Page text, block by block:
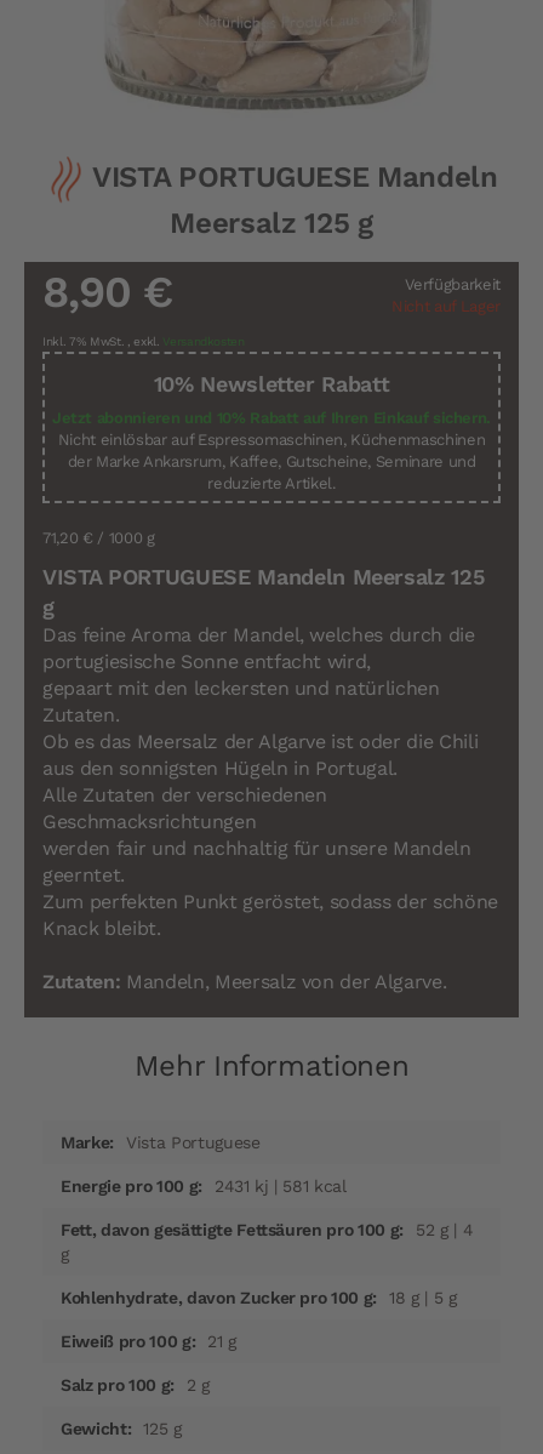
Anfang
VISTA PORTUGUESE Mandeln
Meersalz 125 g
Verfügbarkeit
Nicht auf Lager
8,90 €
Inkl. 7% MwSt. ,exkl. Versandkosten
10% Newsletter Rabatt
Jetzt abonnieren und 10% Rabatt auf Ihren Einkauf sichern.
Nicht einlösbar auf Espressomaschinen, Küchenmaschinen
der Marke Ankarsrum, Kaffee, Gutscheine, Seminare und
reduzierte Artikel.
71,20 € / 1000 g
VISTA PORTUGUESE Mandeln Meersalz 125
g
Das feine Aroma der Mandel, welches durch die
portugiesische Sonne entfacht wird,
gepaart mit den leckersten und natürlichen
Zutaten.
Ob es das Meersalz der Algarve ist oder die Chili
aus den sonnigsten Hügeln in Portugal.
Alle Zutaten der verschiedenen
Geschmacksrichtungen
werden fair und nachhaltig für unsere Mandeln
geerntet.
Zum perfekten Punkt geröstet, sodass der schöne
Knack bleibt.
Zutaten: Mandeln, Meersalz von der Algarve.
Mehr Informationen
InformationenVista Portuguese
2431 kj | 581 kcal
52 g | 4
g
18 g | 5 g
21 g
2 g
125 g